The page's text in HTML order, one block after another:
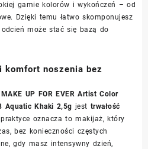
gamie kolorów i wykończeń – od
Dzięki temu łatwo skomponujesz
może stać się bazą do
komfort noszenia bez
MAKE UP FOR EVER Artist Color
Aquatic Khaki 2,5g jest trwałość
oznacza to makijaż, który
bez konieczności częstych
gdy masz intensywny dzień,